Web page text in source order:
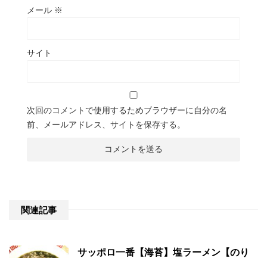
メール ※
サイト
次回のコメントで使用するためブラウザーに自分の名
前、メールアドレス、サイトを保存する。
関連記事
サッポロ一番【海苔】塩ラーメン【のり